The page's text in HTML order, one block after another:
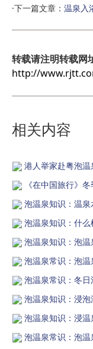
·下一篇文章： 温泉入
转载请注明转载网
http://
相关内容
港人举家赴粤泡
《在中国旅行》
泡温泉知识：温
泡温泉知识：什
泡温泉知识：泡
泡温泉常识：泡
泡温泉常识：冬日
泡温泉知识：浸泡
泡温泉知识：浸
泡温泉常识：泡